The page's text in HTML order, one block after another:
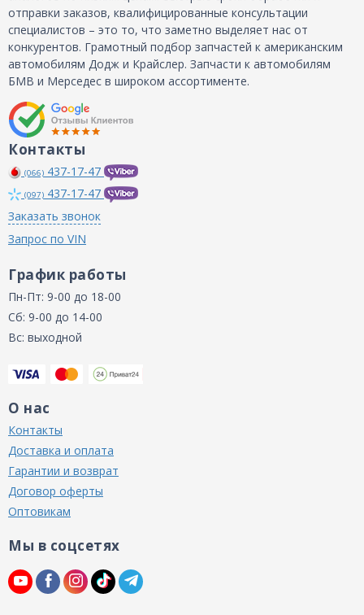
отправки заказов, квалифицированные консультации
специалистов – это то, что заметно выделяет нас от
конкурентов. Грамотный подбор запчастей к американским
автомобилям Додж и Крайслер. Запчасти к автомобилям
БМВ и Мерседес в широком ассортименте.
Контакты
(066) 437-17-47
(097) 437-17-47
Заказать звонок
Запрос по VIN
График работы
Пн-Пт: 9-00 до 18-00
Сб: 9-00 до 14-00
Вс: выходной
О нас
Контакты
Доставка и оплата
Гарантии и возврат
Договор оферты
Оптовикам
Мы в соцсетях